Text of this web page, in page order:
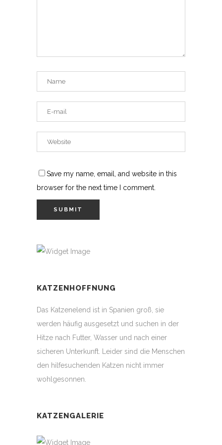
Save my name, email, and website in this
browser for the next time I comment.
KATZENHOFFNUNG
Das Katzenelend ist in Spanien groß, sie
werden häufig ausgesetzt und suchen in der
Hitze nach Futter, Wasser und nach einer
sicheren Unterkunft. Leider sind die Menschen
den hilfesuchenden Katzen nicht immer
wohlgesonnen.
KATZENGALERIE